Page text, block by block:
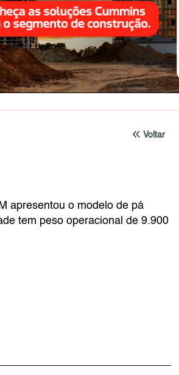
Voltar
apresentou o modelo de pá
tem peso operacional de 9.900